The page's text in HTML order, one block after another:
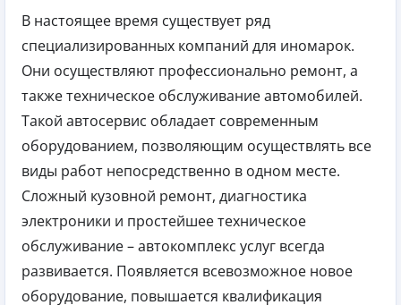
В настоящее время существует ряд
специализированных компаний для иномарок.
Они осуществляют профессионально ремонт, а
также техническое обслуживание автомобилей.
Такой автосервис обладает современным
оборудованием, позволяющим осуществлять все
виды работ непосредственно в одном месте.
Сложный кузовной ремонт, диагностика
электроники и простейшее техническое
обслуживание – автокомплекс услуг всегда
развивается. Появляется всевозможное новое
оборудование, повышается квалификация